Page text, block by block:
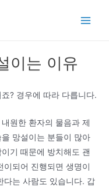
이는 이유
? 경우에 따라 다릅니다.
원한 환자의 물음과 제
망설이는 분들이 많아
기 때문에 방치해도 괜
이되어 진행되면 생명이
다는 사람도 있습니다. 갑